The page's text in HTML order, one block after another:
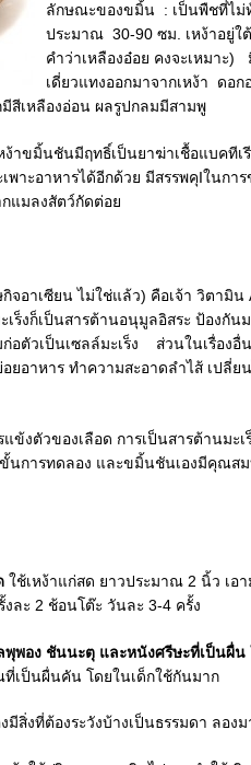
ลักษณะของขมิ้น : เป็นพืชที่ไม่
ประมาณ 30-90 ซม. เหง้าอยู่ใ
คำว่าเหลืองอ๋อย คงจะเหมาะ
เดี่ยวแทงออกมาจากเหง้า ดอก
สีเหลืองอ่อน ผลรูปกลมมีสามพู
ง้าขมิ้นชันมีฤทธิ์เป็นยาฆ่าเชื้อแบคทีเ
พาะอาหารได้อีกด้วย มีสรรพคุIในกา
แมลงสัตว์กัดต่อย
อาเซียน ไม่ใช่แล้ว) คือเจ้า วิตามิน
ร็งก็เป็นสารต้านอนุมูลอิสระ ป้องกัน
อตัวเป็นเซลล์มะเร็ง ส่วนในเรื่องอื่
ยอาหาร ทำความสะอาดลำไส้ เปลี่
งตัวของเลือด การเป็นสารต้านมะเ
นการทดลอง และขมิ้นชันเองมีคุณส
ใช้เหง้าแก่สด ยาวประมาณ 2 นิ้ว เอ
ละ 2 ช้อนโต๊ะ วันละ 3-4 ครั้ง
พอง ชันนะตุ และหนังศรีษะที่เป็นผื่น
เป็นผื่นคัน โดยในเด็กใช้กันมาก
สิ่งที่ต้องระวังบ้างเป็นธรรมดา ลองม